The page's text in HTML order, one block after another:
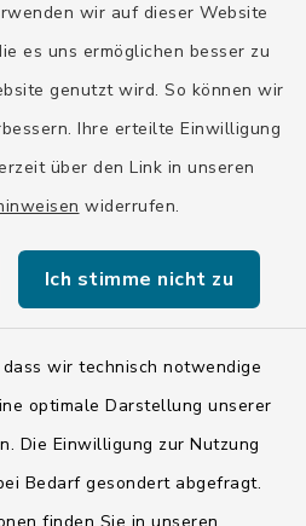
wir auf dieser Website
es uns ermöglichen besser zu
genutzt wird. So können wir
Ihre erteilte Einwilligung
über den Link in unseren
widerrufen.
Ich stimme nicht zu
wir technisch notwendige
optimale Darstellung unserer
Die Einwilligung zur Nutzung
Bedarf gesondert abgefragt.
Wolfratshausen